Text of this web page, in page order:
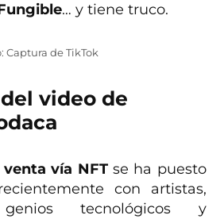
… y tiene truco.
Captura de TikTok
video de
venta vía NFTse ha puesto
con artistas,
genios tecnológicos y